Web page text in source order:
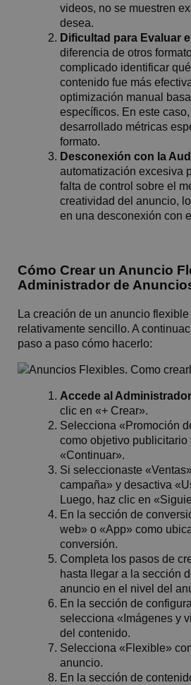
videos, no se muestren
desea.
Dificultad para Evaluar
diferencia de otros
complicado identificar
contenido fue más
optimización manual
específicos. En este
desarrollado métricas
formato.
Desconexión con la
automatización excesiva
falta de control sobre el
creatividad del anuncio,
en una desconexión con
Cómo Crear un Anuncio
Administrador de
La creación de un anuncio
relativamente sencillo. A
paso a paso cómo hacerlo:
Accede al
clic en «+ Crear».
Selecciona «Promoción
como objetivo publicitario
«Continuar».
Si seleccionaste
campaña» y desactiva
Luego, haz clic en
En la sección de
web» o «App» como
conversión.
Completa los pasos de
hasta llegar a la sección
anuncio en el nivel del
En la sección de
selecciona «Imágenes y
del contenido.
Selecciona «Flexible»
anuncio.
En la sección de